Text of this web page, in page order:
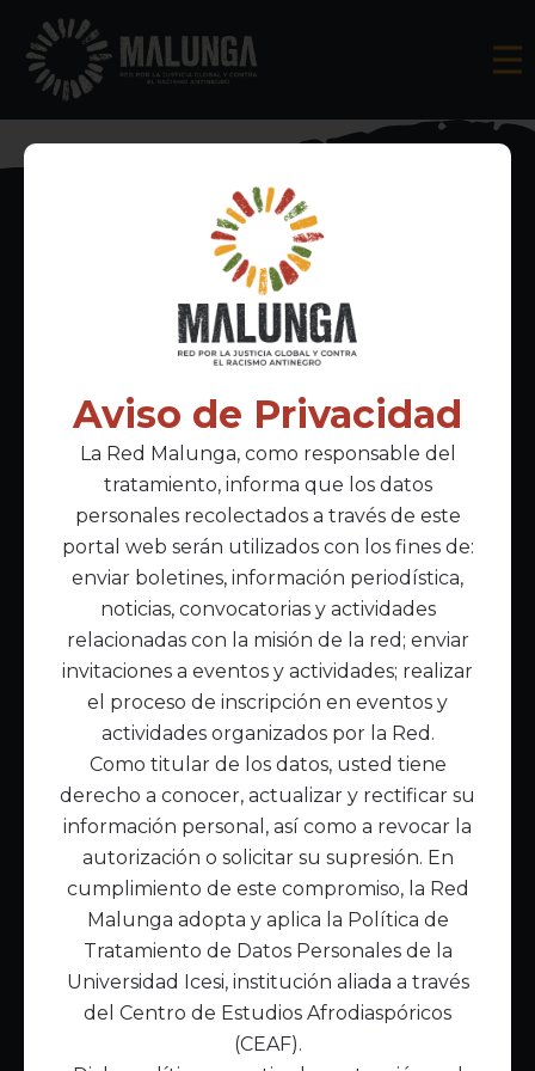
Inscríbete al boletín informativo
Acepto lapolítica de privacidad
Enlaces Principales
Inicio
Acerca de Malunga
Nuestra misión
Quiénes somos
Enlaces de interés
Publicaciones
Noticias
Contáctanos
Política de Tratamiento de Datos
Aviso de Privacidad
La Red Malunga, como responsable del
tratamiento, informa que los datos
personales recolectados a través de este
portal web serán utilizados con los fines de:
enviar boletines, información periodística,
noticias, convocatorias y actividades
relacionadas con la misión de la red; enviar
invitaciones a eventos y actividades; realizar
el proceso de inscripción en eventos y
actividades organizados por la Red.
Como titular de los datos, usted tiene
derecho a conocer, actualizar y rectificar su
información personal, así como a revocar la
autorización o solicitar su supresión. En
cumplimiento de este compromiso, la Red
Malunga adopta y aplica la Política de
Tratamiento de Datos Personales de la
Universidad Icesi, institución aliada a través
del Centro de Estudios Afrodiaspóricos
(CEAF).